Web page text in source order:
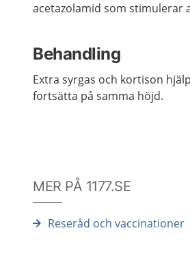
acetazolamid som stimulerar
Behandling
Extra syrgas och kortison
fortsätta på samma höjd.
MER PÅ 1177.SE
Reseråd och vaccinationer